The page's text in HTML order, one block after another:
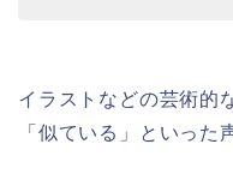
イラストなどの芸術的
「似ている」といった